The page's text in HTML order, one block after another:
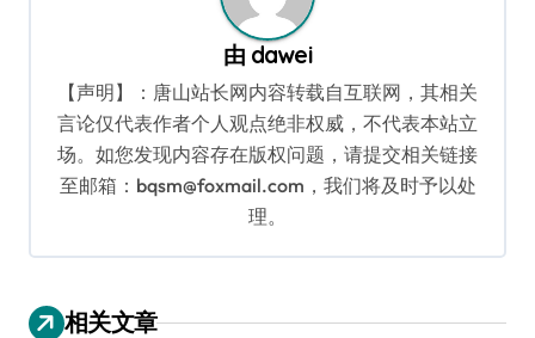
由 dawei
【声明】：唐山站长网内容转载自互联网，其相关
言论仅代表作者个人观点绝非权威，不代表本站立
场。如您发现内容存在版权问题，请提交相关链接
至邮箱：bqsm@foxmail.com，我们将及时予以处
理。
相关文章